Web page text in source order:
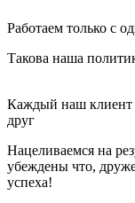
Работаем только с
Такова наша
Каждый наш клиент
друг
Нацеливаемся на
убеждены что,
успеха!